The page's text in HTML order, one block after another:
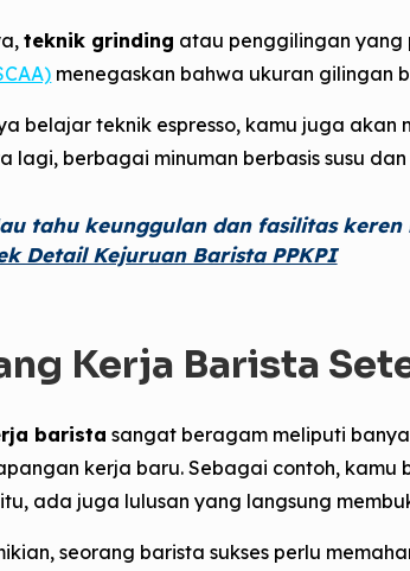
teknik grinding atau penggilingan yang
menegaskan bahwa ukuran gilingan
belajar teknik espresso, kamu juga
lagi, berbagai minuman berbasis susu
tahu keunggulan dan fasilitas
Detail Kejuruan Barista PPKPI
Kerja Barista
barista sangat beragam meliputi
kerja baru. Sebagai contoh,
ada juga lulusan yang langsung
seorang barista sukses perlu